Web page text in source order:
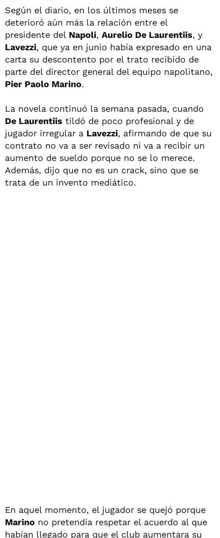
Según el diario, en los últimos meses se
deterioró aún más la relación entre el
presidente del Napoli, Aurelio De Laurentiis, y
Lavezzi, que ya en junio había expresado en una
carta su descontento por el trato recibido de
parte del director general del equipo napolitano,
Pier Paolo Marino.
La novela continuó la semana pasada, cuando
De Laurentiis tildó de poco profesional y de
jugador irregular a Lavezzi, afirmando de que su
contrato no va a ser revisado ni va a recibir un
aumento de sueldo porque no se lo merece.
Además, dijo que no es un crack, sino que se
trata de un invento mediático.
En aquel momento, el jugador se quejó porque
Marino no pretendía respetar el acuerdo al que
habían llegado para que el club aumentara su